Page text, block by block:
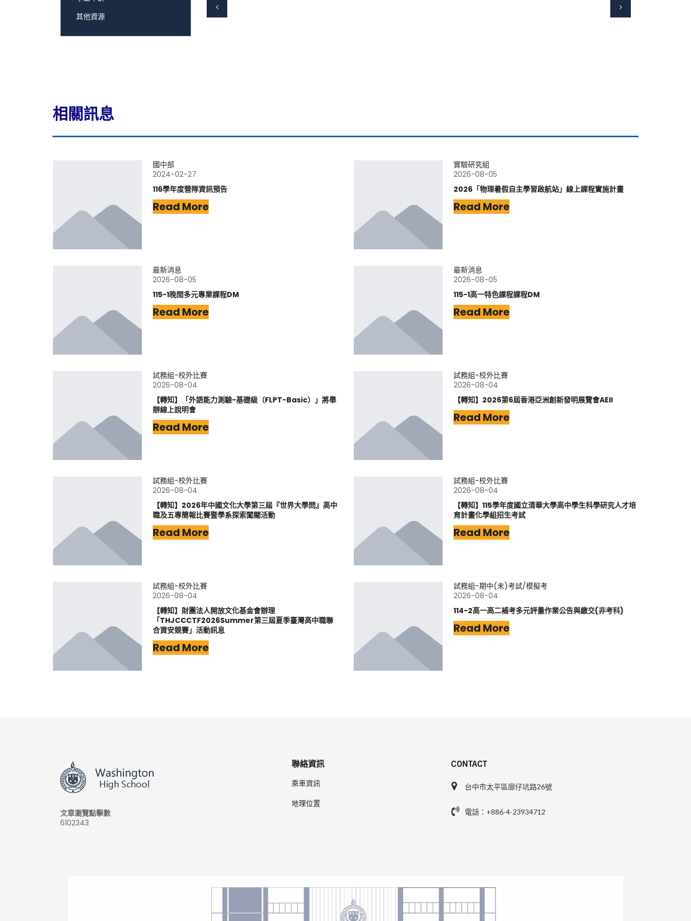
其他資源
相關訊息
國中部
2024-02-27
116學年度營隊資訊預告
Read More
實驗研究組
2026-08-05
2026「物理暑假自主學習啟航站」線上課程實施計畫
Read More
最新消息
2026-08-05
115-1晚間多元專業課程DM
Read More
最新消息
2026-08-05
115-1高一特色課程課程DM
Read More
試務組-校外比賽
2026-08-04
【轉知】「外語能力測驗-基礎級（FLPT-Basic）」將舉
辦線上說明會
Read More
試務組-校外比賽
2026-08-04
【轉知】2026第6屆香港亞洲創新發明展覽會AEII
Read More
試務組-校外比賽
2026-08-04
【轉知】2026年中國文化大學第三屆『世界大學問』高中
職及五專簡報比賽暨學系探索闖關活動
Read More
試務組-校外比賽
2026-08-04
【轉知】115學年度國立清華大學高中學生科學研究人才培
育計畫化學組招生考試
Read More
試務組-校外比賽
2026-08-04
【轉知】財團法人開放文化基金會辦理
「THJCCCTF2026Summer第三屆夏季臺灣高中職聯
合資安競賽」活動訊息
Read More
試務組-期中(末)考試/模擬考
2026-08-04
114-2高一高二補考多元評量作業公告與繳交(非考科)
Read More
文章瀏覽點擊數
6102343
聯絡資訊
乘車資訊
地理位置
CONTACT
台中市太平區廍仔坑路26號
電話：+886-4-23934712